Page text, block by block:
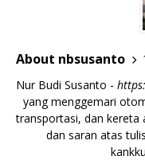
About nbsusanto
Nur Budi Susanto -
yang menggemari
transportasi, dan kereta
dan saran atas